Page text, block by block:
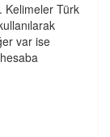
Kelimeler Türk
var ise